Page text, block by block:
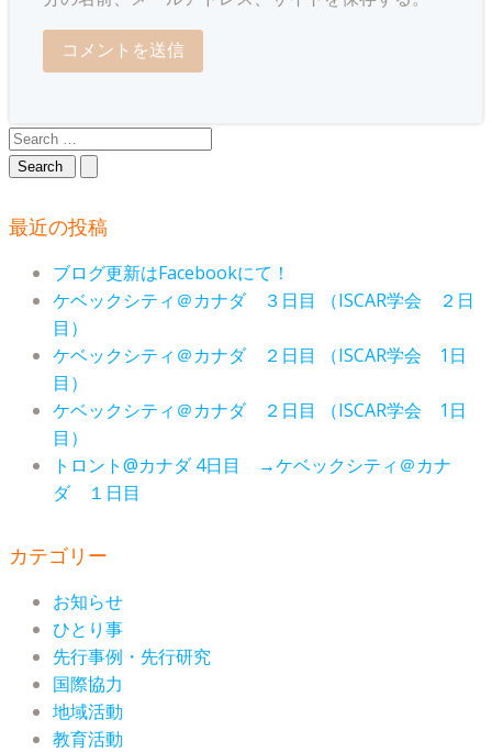
Search
for:
最近の投稿
ブログ更新はFacebookにて！
ケベックシティ＠カナダ ３日目 （ISCAR学会 ２日
目）
ケベックシティ＠カナダ ２日目 （ISCAR学会 1日
目）
ケベックシティ＠カナダ ２日目 （ISCAR学会 1日
目）
トロント@カナダ 4日目 →ケベックシティ＠カナ
ダ １日目
カテゴリー
お知らせ
ひとり事
先行事例・先行研究
国際協力
地域活動
教育活動